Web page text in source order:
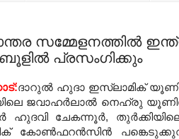
സമ്മേളനത്തില്‍
പ്രസംഗിക്കും
ദാറുല്‍ ഹുദാ ഇസ്‌ലാമിക്
ജവാഹര്‍ലാല്‍ നെഹ്രു
ചേകന്നൂര്‍, തുര്‍ക്കിയിലെ
കോണ്‍ഫറന്‍സിന്‍